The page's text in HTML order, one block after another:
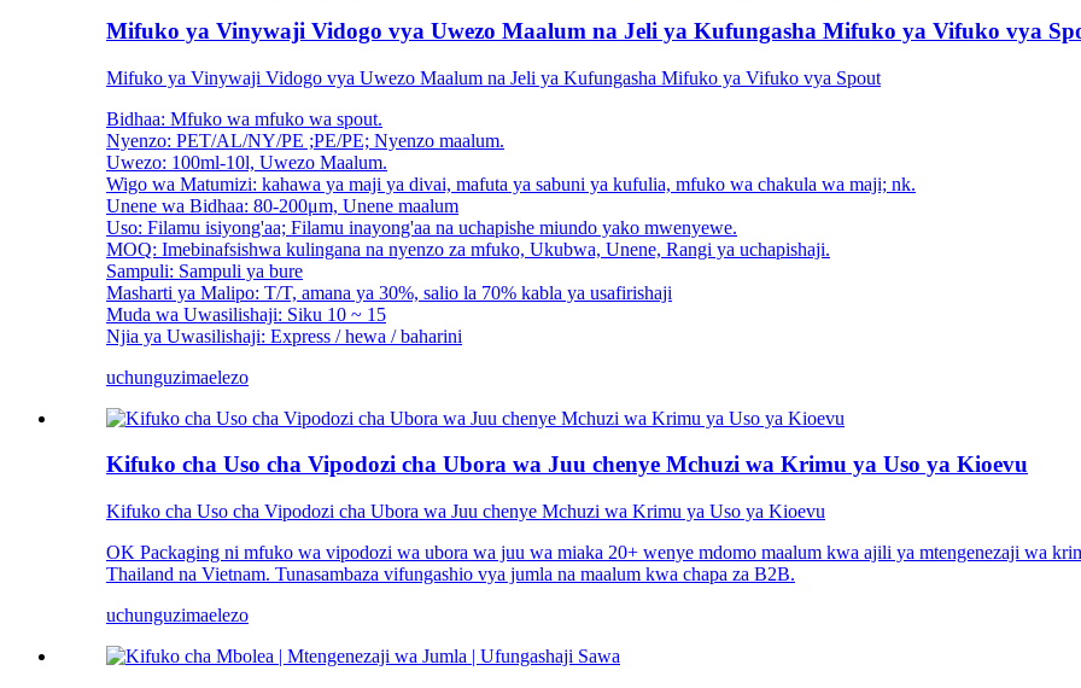
Mifuko ya Vinywaji Vidogo vya Uwezo Maalum na Jeli ya Kufungasha Mifuko ya Vifuko vya
Mifuko ya Vinywaji Vidogo vya Uwezo Maalum na Jeli ya Kufungasha Mifuko ya Vifuko vya Spout
Bidhaa: Mfuko wa mfuko wa spout.
Nyenzo: PET/AL/NY/PE ;PE/PE; Nyenzo maalum.
Uwezo: 100ml-10l, Uwezo Maalum.
Wigo wa Matumizi: kahawa ya maji ya divai, mafuta ya sabuni ya kufulia, mfuko wa chakula wa maji; nk.
Unene wa Bidhaa: 80-200μm, Unene maalum
Uso: Filamu isiyong'aa; Filamu inayong'aa na uchapishe miundo yako mwenyewe.
MOQ: Imebinafsishwa kulingana na nyenzo za mfuko, Ukubwa, Unene, Rangi ya uchapishaji.
Sampuli: Sampuli ya bure
Masharti ya Malipo: T/T, amana ya 30%, salio la 70% kabla ya usafirishaji
Muda wa Uwasilishaji: Siku 10 ~ 15
Njia ya Uwasilishaji: Express / hewa / baharini
uchunguzimaelezo
Kifuko cha Uso cha Vipodozi cha Ubora wa Juu chenye Mchuzi wa Krimu ya Uso ya Kioevu
Kifuko cha Uso cha Vipodozi cha Ubora wa Juu chenye Mchuzi wa Krimu ya Uso ya Kioevu
OK Packaging ni mfuko wa vipodozi wa ubora wa juu wa miaka 20+ wenye mdomo maalum kwa ajili ya mtengenezaji wa
Thailand na Vietnam. Tunasambaza vifungashio vya jumla na maalum kwa chapa za B2B.
uchunguzimaelezo